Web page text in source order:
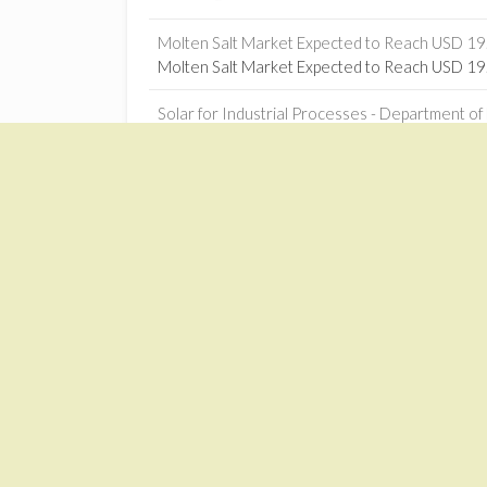
Molten Salt Market Expected to Reach USD
Molten Salt Market Expected to Reach USD
Solar for Industrial Processes - Department of